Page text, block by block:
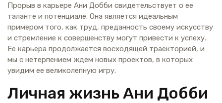
Прорыв в карьере Ани Добби свидетельствует о ее
таланте и потенциале. Она является идеальным
примером того, как труд, преданность своему искусству
и стремление к совершенству могут привести к успеху.
Ее карьера продолжается восходящей траекторией, и
мы с нетерпением ждем новых проектов, в которых
увидим ее великолепную игру.
Личная жизнь Ани Добби